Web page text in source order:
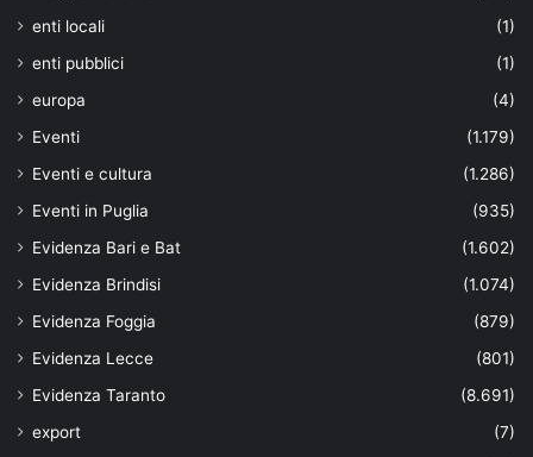
enti locali
(1)
enti pubblici
(1)
europa
(4)
Eventi
(1.179)
Eventi e cultura
(1.286)
Eventi in Puglia
(935)
Evidenza Bari e Bat
(1.602)
Evidenza Brindisi
(1.074)
Evidenza Foggia
(879)
Evidenza Lecce
(801)
Evidenza Taranto
(8.691)
export
(7)